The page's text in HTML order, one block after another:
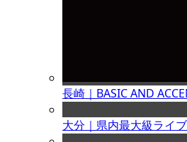
長崎｜BASIC AND
大分｜県内最大級ライ